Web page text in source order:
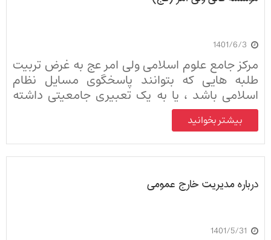
1401/6/3
مرکز جامع علوم اسلامی ولی امر عج به غرض تربیت
طلبه هایی که بتوانند پاسخگوی مسایل نظام
اسلامی باشد ، یا به یک تعبیری جامعیتی داشته
باشند که بتوانند نیازهای نظام اسلامی را پوشش
بدهند تاسیس شد. و این مجموعه وقف حضرت ولی
عصر عجل الله تعالی فرجه الشریف است.
بیشتر بخوانید
درباره مدیریت خارج عمومی
1401/5/31